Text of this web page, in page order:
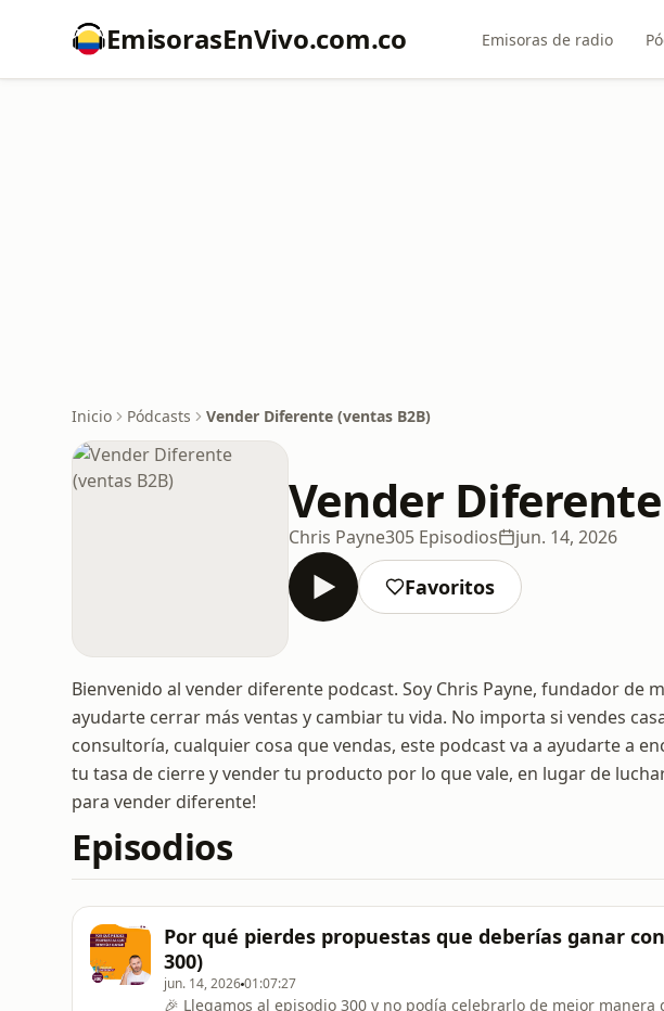
EmisorasEnVivo.com.co Emisoras de radio
Inicio Pódcasts Vender Diferente (ventas B2B)
Vender
Chris Payne305 Episodios jun. 14, 2026
Favoritos
Bienvenido al vender diferente podcast. Soy Chris Payne, fundador de
ayudarte cerrar más ventas y cambiar tu vida. No importa si vendes
consultoría, cualquier cosa que vendas, este podcast va a ayudarte a
tu tasa de cierre y vender tu producto por lo que vale, en lugar de
para vender diferente!
Episodios
Por qué pierdes propuestas que deberías ganar
300)
jun. 14, 202601:07:27
🎉 Llegamos al episodio 300 y no podía celebrarlo de mejor